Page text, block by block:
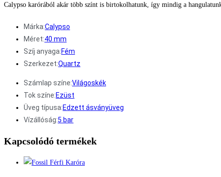
Calypso karórából akár több színt is birtokolhatunk, így mindig a
Márka:Calypso
Méret:40 mm
Szíj anyaga:Fém
Szerkezet:Quartz
Számlap színe:Világoskék
Tok színe:Ezüst
Üveg típusa:Edzett ásványüveg
Vízállóság:5 bar
Kapcsolódó termékek